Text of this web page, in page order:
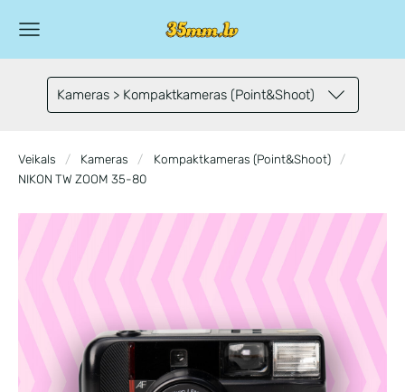
Kameras > Kompaktkameras (Point&Shoot)
Veikals Kameras
Kompaktkameras (Point&Shoot)
NIKON TW ZOOM 35-80